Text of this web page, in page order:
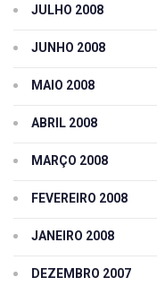
JULHO 2008
JUNHO 2008
MAIO 2008
ABRIL 2008
MARÇO 2008
FEVEREIRO 2008
JANEIRO 2008
DEZEMBRO 2007